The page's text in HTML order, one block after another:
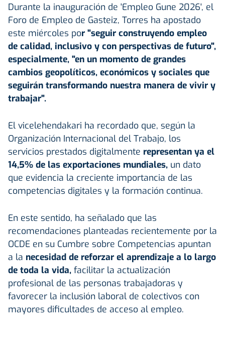
Durante la inauguración de 'Empleo Gune 2026', el
Foro de Empleo de Gasteiz, Torres ha apostado
este miércoles por "seguir construyendo empleo
de calidad, inclusivo y con perspectivas de futuro",
especialmente, "en un momento de grandes
cambios geopolíticos, económicos y sociales que
seguirán transformando nuestra manera de vivir y
trabajar".
El vicelehendakari ha recordado que, según la
Organización Internacional del Trabajo, los
servicios prestados digitalmente representan ya el
14,5% de las exportaciones mundiales, un dato
que evidencia la creciente importancia de las
competencias digitales y la formación continua.
En este sentido, ha señalado que las
recomendaciones planteadas recientemente por la
OCDE en su Cumbre sobre Competencias apuntan
a la necesidad de reforzar el aprendizaje a lo largo
de toda la vida, facilitar la actualización
profesional de las personas trabajadoras y
favorecer la inclusión laboral de colectivos con
mayores dificultades de acceso al empleo.